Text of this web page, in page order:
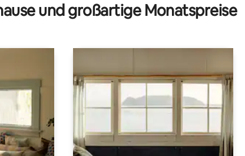
Waschmaschine/Trockner, Parkplatz,
eingezäunter Hof und Kingsize-Bett
und großartige Monatspreise